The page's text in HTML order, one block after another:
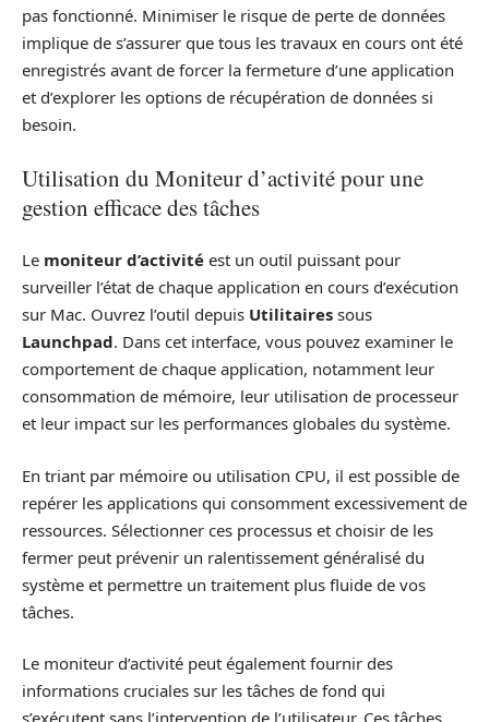
pas fonctionné. Minimiser le risque de perte de données
implique de s’assurer que tous les travaux en cours ont été
enregistrés avant de forcer la fermeture d’une application
et d’explorer les options de récupération de données si
besoin.
Utilisation du Moniteur d’activité pour une
gestion efficace des tâches
Le moniteur d’activité est un outil puissant pour
surveiller l’état de chaque application en cours d’exécution
sur Mac. Ouvrez l’outil depuis Utilitaires sous
Launchpad. Dans cet interface, vous pouvez examiner le
comportement de chaque application, notamment leur
consommation de mémoire, leur utilisation de processeur
et leur impact sur les performances globales du système.
En triant par mémoire ou utilisation CPU, il est possible de
repérer les applications qui consomment excessivement de
ressources. Sélectionner ces processus et choisir de les
fermer peut prévenir un ralentissement généralisé du
système et permettre un traitement plus fluide de vos
tâches.
Le moniteur d’activité peut également fournir des
informations cruciales sur les tâches de fond qui
s’exécutent sans l’intervention de l’utilisateur. Ces tâches